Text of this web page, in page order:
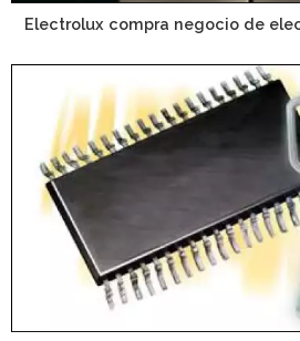
Electrolux compra negocio de